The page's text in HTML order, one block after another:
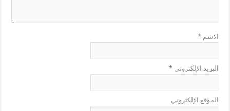
الاسم*
البريد الإلكتروني*
الموقع الإلكتروني